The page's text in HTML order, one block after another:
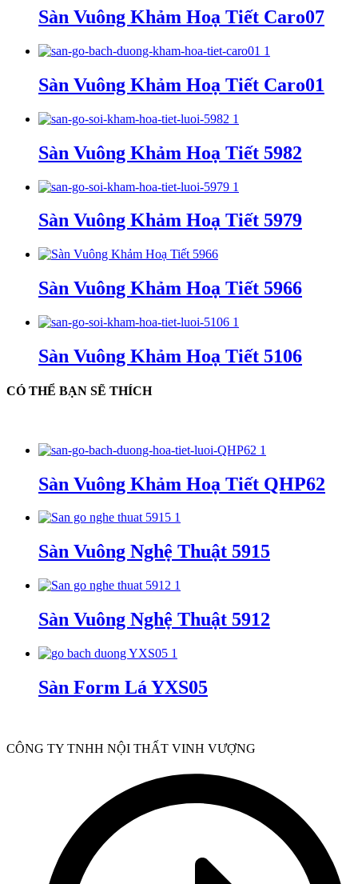
Sàn Vuông Khảm Hoạ Tiết Caro07
Sàn Vuông Khảm Hoạ Tiết Caro01
Sàn Vuông Khảm Hoạ Tiết 5982
Sàn Vuông Khảm Hoạ Tiết 5979
Sàn Vuông Khảm Hoạ Tiết 5966
Sàn Vuông Khảm Hoạ Tiết 5106
CÓ THỂ BẠN SẼ THÍCH
Sàn Vuông Khảm Hoạ Tiết QHP62
Sàn Vuông Nghệ Thuật 5915
Sàn Vuông Nghệ Thuật 5912
Sàn Form Lá YXS05
CÔNG TY TNHH NỘI THẤT VINH VƯỢNG